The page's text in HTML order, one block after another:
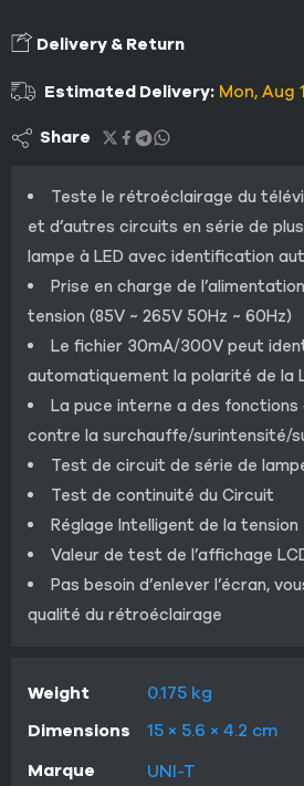
Delivery & Return
Estimated Delivery: Mon, Aug
Share
Teste le rétroéclairage du
et d’autres circuits en série de
lampe à LED avec identification
Prise en charge de
tension (85V ~ 265V 50Hz ~ 60Hz)
Le fichier 30mA/300V peut
automatiquement la polarité de la
La puce interne a des
contre la surchauffe/surintensité/
Test de circuit de série de
Test de continuité du Circuit
Réglage Intelligent de la
Valeur de test de l’affichage
Pas besoin d’enlever l’écran,
qualité du rétroéclairage
Weight
0.175 kg
Dimensions
15 × 5.6 × 4.2 cm
Marque
UNI-T